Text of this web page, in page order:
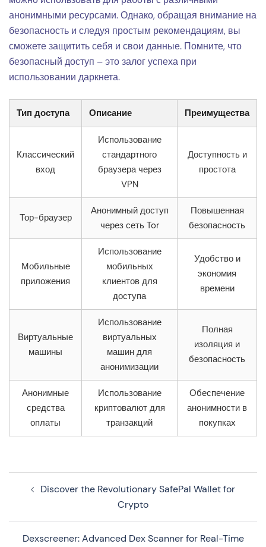
анонимными ресурсами. Однако, обращая внимание на
безопасность и следуя простым рекомендациям, вы
сможете защитить себя и свои данные. Помните, что
безопасный доступ – это залог успеха при
использовании даркнета.
Тип доступа Описание Преимущества
Классический
вход
Использование
стандартного
браузера через
VPN
Доступность и
простота
Тор-браузер
Анонимный доступ
через сеть Tor
Повышенная
безопасность
Мобильные
приложения
Использование
мобильных
клиентов для
доступа
Удобство и
экономия
времени
Виртуальные
машины
Использование
виртуальных
машин для
анонимизации
Полная
изоляция и
безопасность
Анонимные
средства
оплаты
Использование
криптовалют для
транзакций
Обеспечение
анонимности в
покупках
Discover the Revolutionary SafePal Wallet for
Crypto
Dexscreener: Advanced Dex Scanner for Real-Time